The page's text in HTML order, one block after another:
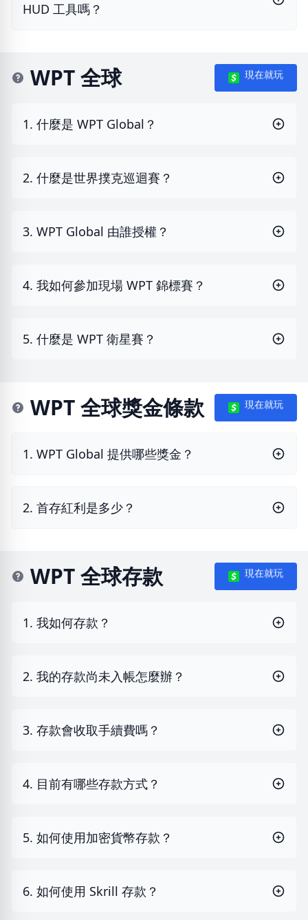
HUD 工具嗎？
WPT 全球 現在就玩
1. 什麼是 WPT Global？
2. 什麼是世界撲克巡迴賽？
3. WPT Global 由誰授權？
4. 我如何參加現場 WPT 錦標賽？
5. 什麼是 WPT 衛星賽？
WPT 全球獎金條款 現在就玩
1. WPT Global 提供哪些獎金？
2. 首存紅利是多少？
WPT 全球存款 現在就玩
1. 我如何存款？
2. 我的存款尚未入帳怎麼辦？
3. 存款會收取手續費嗎？
4. 目前有哪些存款方式？
5. 如何使用加密貨幣存款？
6. 如何使用 Skrill 存款？